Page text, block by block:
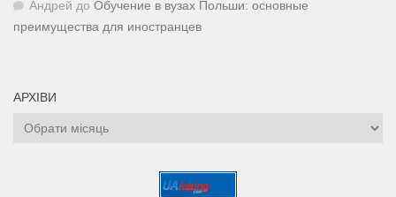
Андрей до Обучение в вузах Польши: основные
преимущества для иностранцев
АРХІВИ
Архіви